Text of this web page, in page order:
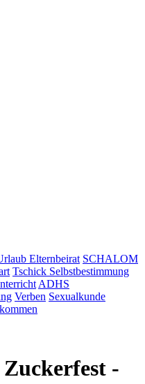
Elternbeirat SCHALOM
Tschick Selbstbestimmung
ADHS
Verben Sexualkunde
Zuckerfest -